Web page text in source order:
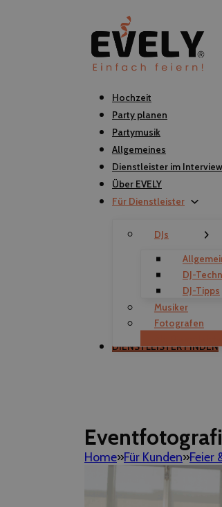
Hochzeit
Party planen
Partymusik
Allgemeines
Dienstleister im Interview
Über EVELY
Für Dienstleister
DJs
DJ-
DJ-Tipps
Musiker
Fotografen
DIENSTLEISTER FINDEN
Home Für Kunden Feier